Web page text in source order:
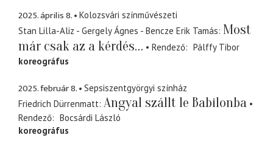
2025. április 8.
Kolozsvári színművészeti
Stan Lilla-Aliz - Gergely Ágnes - Bencze Erik Tamás Most
már csak az a kérdés…
Rendező
Pálffy Tibor
koreográfus
2025. február 8.
Sepsiszentgyörgyi színház
Friedrich Dürrenmatt Angyal szállt le Babilonba
Rendező
Bocsárdi László
koreográfus